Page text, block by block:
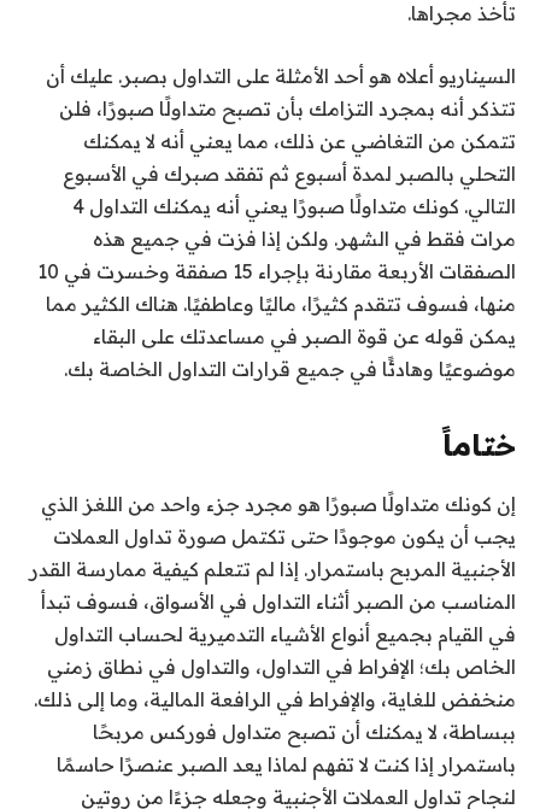
تأخذ مجراها.
السيناريو أعلاه هو أحد الأمثلة على التداول بصبر. عليك أن
تتذكر أنه بمجرد التزامك بأن تصبح متداولًا صبورًا، فلن
تتمكن من التغاضي عن ذلك، مما يعني أنه لا يمكنك
التحلي بالصبر لمدة أسبوع ثم تفقد صبرك في الأسبوع
التالي. كونك متداولًا صبورًا يعني أنه يمكنك التداول 4
مرات فقط في الشهر. ولكن إذا فزت في جميع هذه
الصفقات الأربعة مقارنة بإجراء 15 صفقة وخسرت في 10
منها، فسوف تتقدم كثيرًا، ماليًا وعاطفيًا. هناك الكثير مما
يمكن قوله عن قوة الصبر في مساعدتك على البقاء
موضوعيًا وهادئًا في جميع قرارات التداول الخاصة بك.
ختاماً
إن كونك متداولًا صبورًا هو مجرد جزء واحد من اللغز الذي
يجب أن يكون موجودًا حتى تكتمل صورة تداول العملات
الأجنبية المربح باستمرار. إذا لم تتعلم كيفية ممارسة القدر
المناسب من الصبر أثناء التداول في الأسواق، فسوف تبدأ
في القيام بجميع أنواع الأشياء التدميرية لحساب التداول
الخاص بك؛ الإفراط في التداول، والتداول في نطاق زمني
منخفض للغاية، والإفراط في الرافعة المالية، وما إلى ذلك.
ببساطة، لا يمكنك أن تصبح متداول فوركس مربحًا
باستمرار إذا كنت لا تفهم لماذا يعد الصبر عنصرًا حاسمًا
لنجاح تداول العملات الأجنبية وجعله جزءًا من روتين